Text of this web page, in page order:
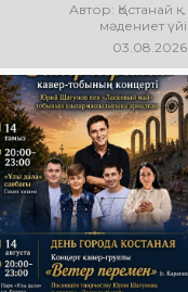
«Карнавал» би
ансамблінің
бағдарламасы өтеді!
Ансамбль жетекшісі
— Шамиль
Фахрутдинов.
Сіздерді әсерлі
хореографиялық
қойылымдар,
жарқын бейнелер,
қуатты ырғақ пен
мерекелік көңіл күй
күтеді!
Автор: Қостанай қ.
мәдениет үйі
03.08.2026